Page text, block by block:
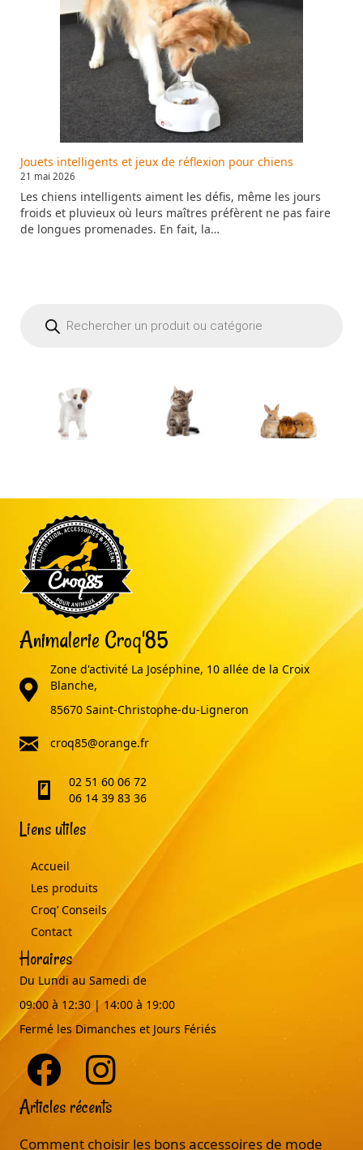
Jouets intelligents et jeux de réflexion pour chiens
21 mai 2026
Les chiens intelligents aiment les défis, même les jours
froids et pluvieux où leurs maîtres préfèrent ne pas faire
de longues promenades. En fait, la…
produits
Animalerie Croq'85
adresse
Zone d'activité La Joséphine, 10 allée de la Croix
Blanche,
85670 Saint-Christophe-du-Ligneron
email
croq85@orange.fr
telephone02 51 60 06 72
06 14 39 83 36
Liens utiles
Accueil
Les produits
Croq’ Conseils
Contact
Horaires
Du Lundi au Samedi de
09:00 à 12:30 | 14:00 à 19:00
Fermé les Dimanches et Jours Fériés
Articles récents
Comment choisir les bons accessoires de mode